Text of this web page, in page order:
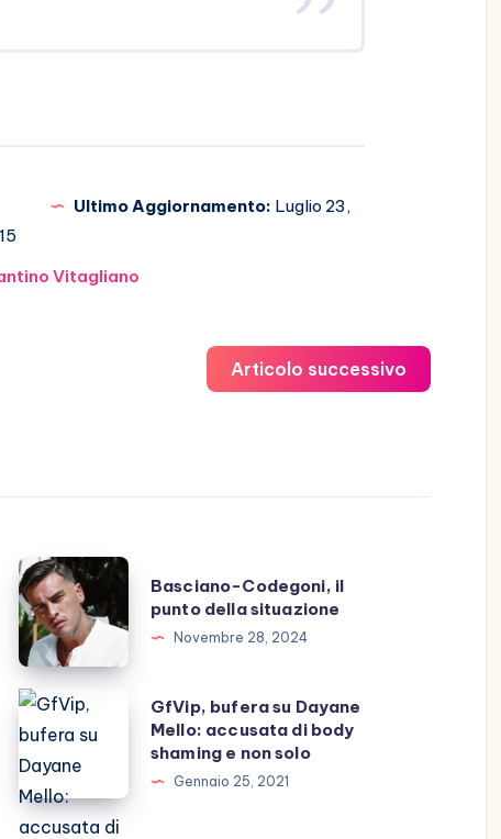
Ultimo Aggiornamento: Luglio 23,
Vitagliano
Articolo successivo
Basciano-
Codegoni,
il
punto
della
situazione
Basciano-Codegoni, il
punto della situazione
Novembre 28, 2024
GfVip,
bufera
su
Dayane
Mello:
GfVip, bufera su Dayane
Mello: accusata di body
shaming e non solo
Gennaio 25, 2021